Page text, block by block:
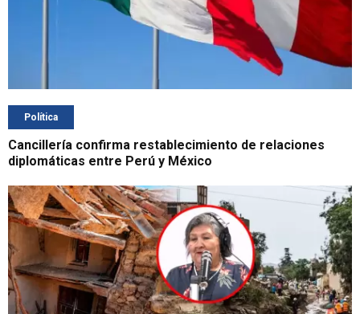
Política
Cancillería confirma restablecimiento de relaciones
diplomáticas entre Perú y México